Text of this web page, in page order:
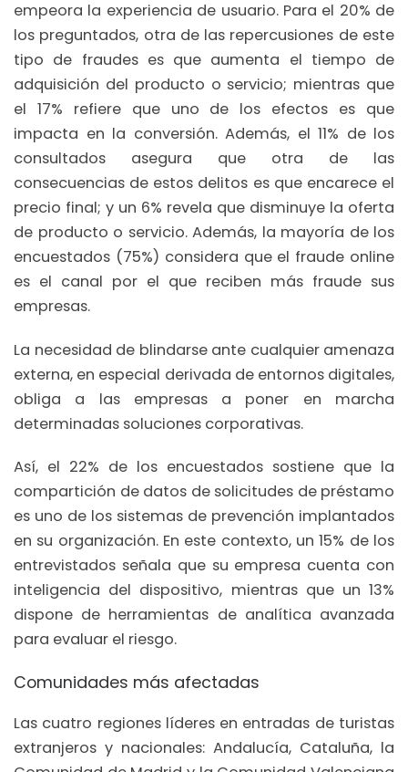
empeora la experiencia de usuario. Para el 20% de
los preguntados, otra de las repercusiones de este
tipo de fraudes es que aumenta el tiempo de
adquisición del producto o servicio; mientras que
el 17% refiere que uno de los efectos es que
impacta en la conversión. Además, el 11% de los
consultados asegura que otra de las
consecuencias de estos delitos es que encarece el
precio final; y un 6% revela que disminuye la oferta
de producto o servicio. Además, la mayoría de los
encuestados (75%) considera que el fraude online
es el canal por el que reciben más fraude sus
empresas.
La necesidad de blindarse ante cualquier amenaza
externa, en especial derivada de entornos digitales,
obliga a las empresas a poner en marcha
determinadas soluciones corporativas.
Así, el 22% de los encuestados sostiene que la
compartición de datos de solicitudes de préstamo
es uno de los sistemas de prevención implantados
en su organización. En este contexto, un 15% de los
entrevistados señala que su empresa cuenta con
inteligencia del dispositivo, mientras que un 13%
dispone de herramientas de analítica avanzada
para evaluar el riesgo.
Comunidades más afectadas
Las cuatro regiones líderes en entradas de turistas
extranjeros y nacionales: Andalucía, Cataluña, la